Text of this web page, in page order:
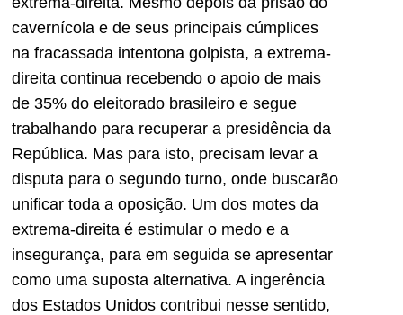
cavernícola e de seus principais cúmplices
na fracassada intentona golpista, a extrema-
direita continua recebendo o apoio de mais
de 35% do eleitorado brasileiro e segue
trabalhando para recuperar a presidência da
República. Mas para isto, precisam levar a
disputa para o segundo turno, onde buscarão
unificar toda a oposição. Um dos motes da
extrema-direita é estimular o medo e a
insegurança, para em seguida se apresentar
como uma suposta alternativa. A ingerência
dos Estados Unidos contribui nesse sentido,